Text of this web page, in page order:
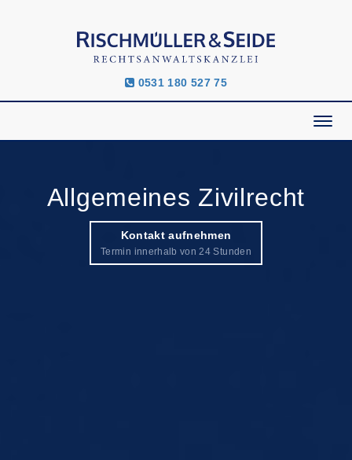
0531 180 527 75
Allgemeines Zivilrecht
Kontakt aufnehmen
Termin innerhalb von 24 Stunden